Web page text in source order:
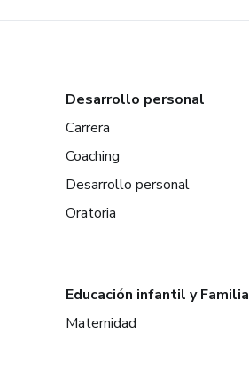
Desarrollo personal
Carrera
Coaching
Desarrollo personal
Oratoria
Educación infantil y Familia
Maternidad